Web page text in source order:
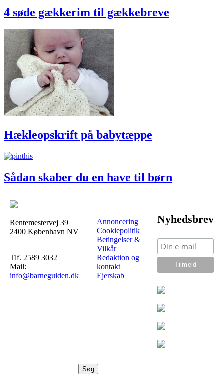
4 søde gækkerim til gækkebreve
Hækleopskrift på babytæppe
Sådan skaber du en have til børn
Rentemestervej 39
2400 København NV
Tlf. 2589 3032
Mail:
info@barneguiden.dk
Annoncering
Cookiepolitik
Betingelser &
Vilkår
Redaktion og
kontakt
Ejerskab
Nyhedsbrev